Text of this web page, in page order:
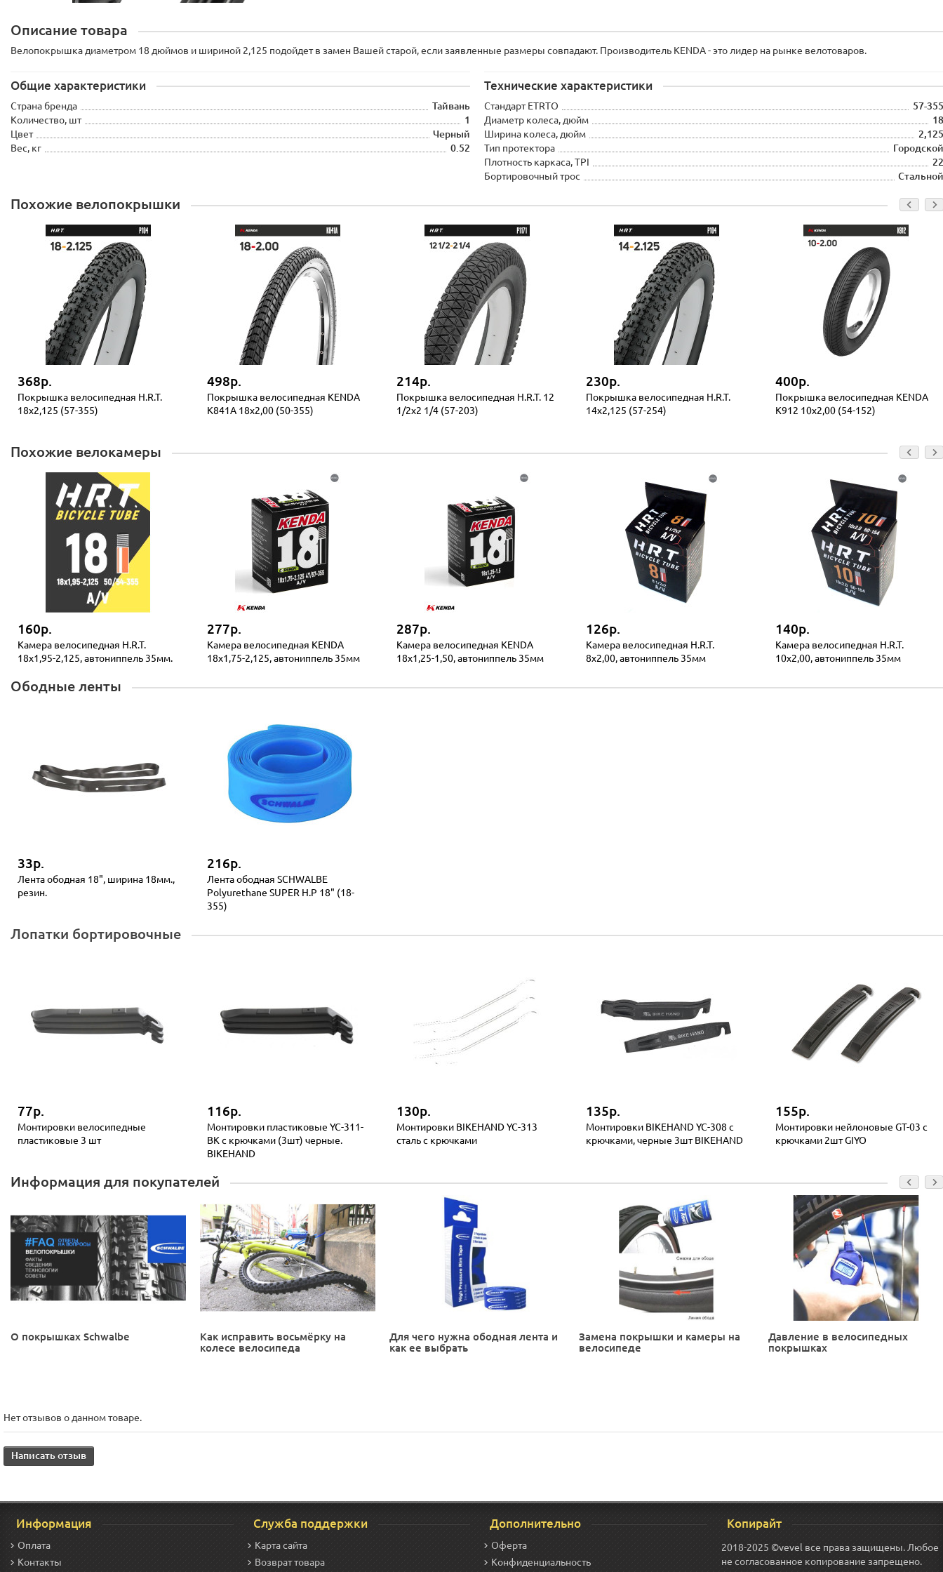
Описание товара
Велопокрышка диаметром 18 дюймов и шириной 2,125 подойдет в замен Вашей старой, если заявленные размеры совпадают. Производитель KENDA - это лидер на рынке велотоваров.
Общие характеристики
Страна бренда
Тайвань
Количество, шт
1
Цвет
Черный
Вес, кг
0.52
Технические характеристики
Стандарт ETRTO
57-355
Диаметр колеса, дюйм
18
Ширина колеса, дюйм
2,125
Тип протектора
Городской
Плотность каркаса, TPI
22
Бортировочный трос
Стальной
Похожие велопокрышки
368р.
Покрышка велосипедная H.R.T.
18x2,125 (57-355)
498р.
Покрышка велосипедная KENDA
K841A 18x2,00 (50-355)
214р.
Покрышка велосипедная H.R.T. 12
1/2x2 1/4 (57-203)
230р.
Покрышка велосипедная H.R.T.
14x2,125 (57-254)
400р.
Покрышка велосипедная KENDA
K912 10x2,00 (54-152)
Похожие велокамеры
160р.
Камера велосипедная H.R.T.
18x1,95-2,125, автониппель 35мм.
277р.
Камера велосипедная KENDA
18x1,75-2,125, автониппель 35мм
287р.
Камера велосипедная KENDA
18x1,25-1,50, автониппель 35мм
126р.
Камера велосипедная H.R.T.
8x2,00, автониппель 35мм
140р.
Камера велосипедная H.R.T.
10x2,00, автониппель 35мм
Ободные ленты
33р.
Лента ободная 18", ширина 18мм.,
резин.
216р.
Лента ободная SCHWALBE
Polyurethane SUPER H.P 18" (18-
355)
Лопатки бортировочные
77р.
Монтировки велосипедные
пластиковые 3 шт
116р.
Монтировки пластиковые YC-311-
BK с крючками (3шт) черные.
BIKEHAND
130р.
Монтировки BIKEHAND YC-313
сталь с крючками
135р.
Монтировки BIKEHAND YC-308 с
крючками, черные 3шт BIKEHAND
155р.
Монтировки нейлоновые GT-03 с
крючками 2шт GIYO
Информация для покупателей
О покрышках Schwalbe
Как исправить восьмёрку на
колесе велосипеда
Для чего нужна ободная лента и
как ее выбрать
Замена покрышки и камеры на
велосипеде
Давление в велосипедных
покрышках
Нет отзывов о данном товаре.
Написать отзыв
Информация
Оплата
Контакты
Служба поддержки
Карта сайта
Возврат товара
Дополнительно
Оферта
Конфиденциальность
Копирайт
2018-2025 ©vevel все права защищены. Любое
не согласованное копирование запрещено.